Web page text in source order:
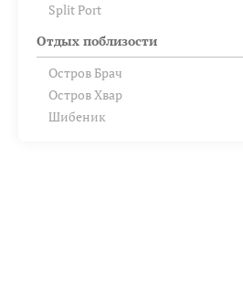
Split Port
Отдых поблизости
Остров Брач
Остров Хвар
Шибеник